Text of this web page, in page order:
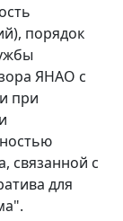
порядок
ЯНАО с
при
связанной с
для